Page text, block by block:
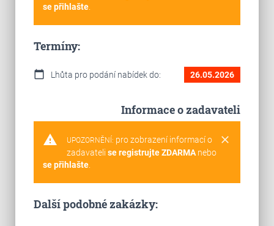
se přihlašte.
Termíny:
calendar_today Lhůta pro podání nabídek do: 26.05.2026
Informace o zadavateli
warning clear
UPOZORNĚNÍ: pro zobrazení informací o
zadavateli se registrujte ZDARMAnebo
se přihlašte.
Další podobné zakázky: